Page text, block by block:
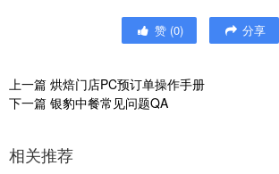
赞 (0) 分享
上一篇 烘焙门店PC预订单操作手册
下一篇 银豹中餐常见问题QA
相关推荐